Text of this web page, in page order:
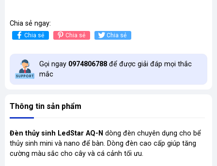
Chia sẻ ngay:
Chia sẻ Chia sẻ Chia sẻ
Gọi ngay 0974806788 để được giải đáp mọi thắc
mắc
Thông tin sản phẩm
Đèn thủy sinh LedStar AQ-N dòng đèn chuyên dụng cho bể
thủy sinh mini và nano để bàn. Dòng đèn cao cấp giúp tăng
cường màu sắc cho cây và cá cảnh tối ưu.